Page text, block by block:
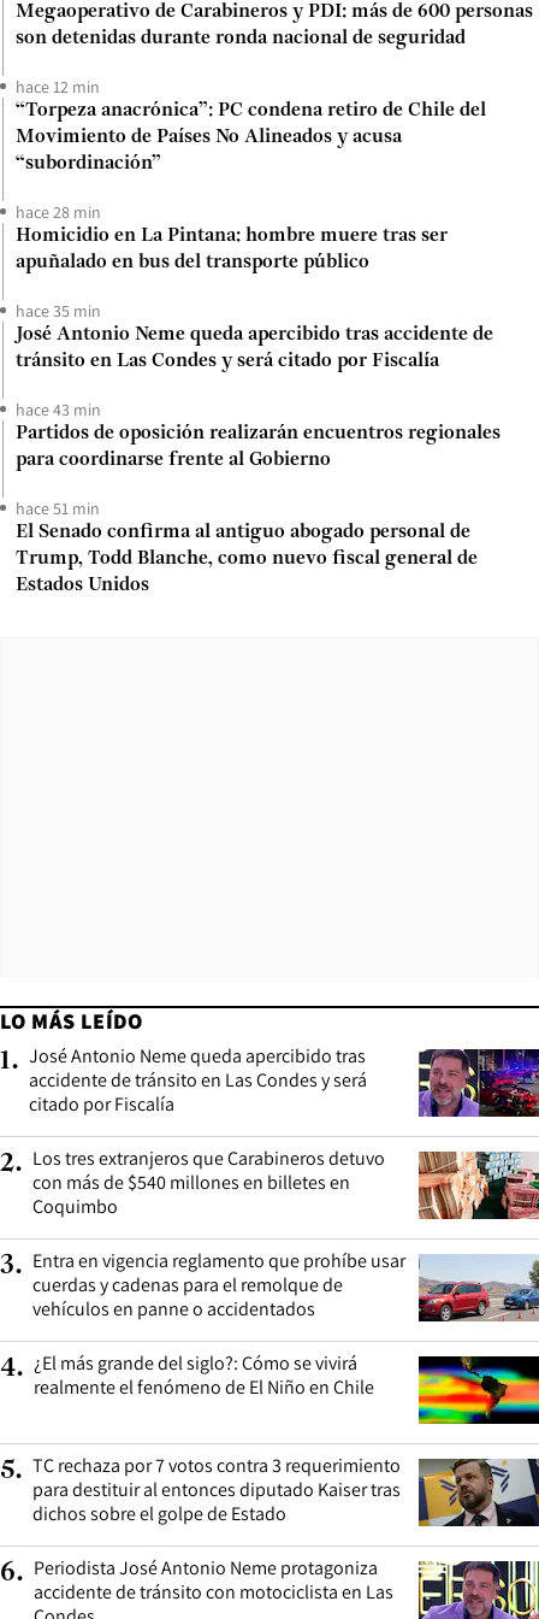
Megaoperativo de Carabineros y PDI: más de 600 personas
son detenidas durante ronda nacional de seguridad
hace 12 min
“Torpeza anacrónica”: PC condena retiro de Chile del
Movimiento de Países No Alineados y acusa
“subordinación”
hace 28 min
Homicidio en La Pintana: hombre muere tras ser
apuñalado en bus del transporte público
hace 35 min
José Antonio Neme queda apercibido tras accidente de
tránsito en Las Condes y será citado por Fiscalía
hace 43 min
Partidos de oposición realizarán encuentros regionales
para coordinarse frente al Gobierno
hace 51 min
El Senado confirma al antiguo abogado personal de
Trump, Todd Blanche, como nuevo fiscal general de
Estados Unidos
LO MÁS LEÍDO
1. José Antonio Neme queda apercibido tras
accidente de tránsito en Las Condes y será
citado por Fiscalía
2. Los tres extranjeros que Carabineros detuvo
con más de $540 millones en billetes en
Coquimbo
3. Entra en vigencia reglamento que prohíbe usar
cuerdas y cadenas para el remolque de
vehículos en panne o accidentados
4. ¿El más grande del siglo?: Cómo se vivirá
realmente el fenómeno de El Niño en Chile
5. TC rechaza por 7 votos contra 3 requerimiento
para destituir al entonces diputado Kaiser tras
dichos sobre el golpe de Estado
6. Periodista José Antonio Neme protagoniza
accidente de tránsito con motociclista en Las